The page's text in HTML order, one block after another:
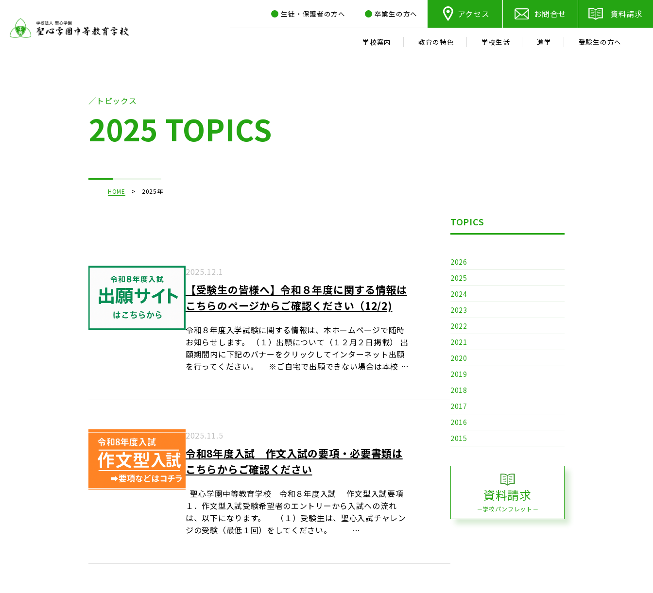
生徒・保護者の方へ 卒業生の方へ アクセス お問合せ 資料請求
学校案内 教育の特色 学校生活 進学 受験生の方へ
トピックス
2025 TOPICS
HOME 2025年
2025.12.1
【受験生の皆様へ】令和８年度に関する情報は
こちらのページからご確認ください（12/2)
令和８年度入学試験に関する情報は、本ホームページで随時
お知らせします。 （１）出願について（１２月２日掲載） 出
願期間内に下記のバナーをクリックしてインターネット出願
を行ってください。 ※ご自宅で出願できない場合は本校 …
2025.11.5
令和8年度入試 作文入試の要項・必要書類は
こちらからご確認ください
聖心学園中等教育学校 令和８年度入試 作文型入試要項
１．作文型入試受験希望者のエントリーから入試への流れ
は、以下になります。 （１）受験生は、聖心入試チャレン
ジの受験（最低１回）をしてください。 …
TOPICS
2026
2025
2024
2023
2022
2021
2020
2019
2018
2017
2016
2015
資料請求
－学校パンフレット－